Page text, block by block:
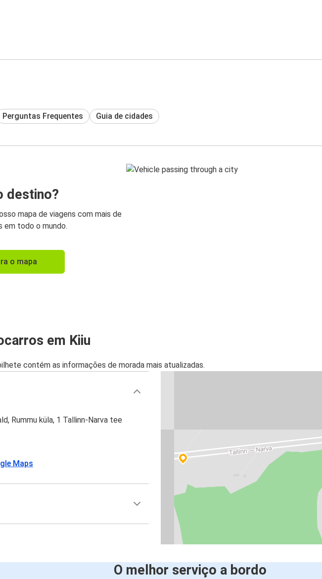
Perguntas Frequentes Guia de cidades
destino?
mapa de viagens com mais de
em todo o mundo.
o mapa
em Kiiu
contém as informações de morada mais atualizadas.
Rummu küla, 1 Tallinn-Narva tee
Maps
O melhor serviço a bordo